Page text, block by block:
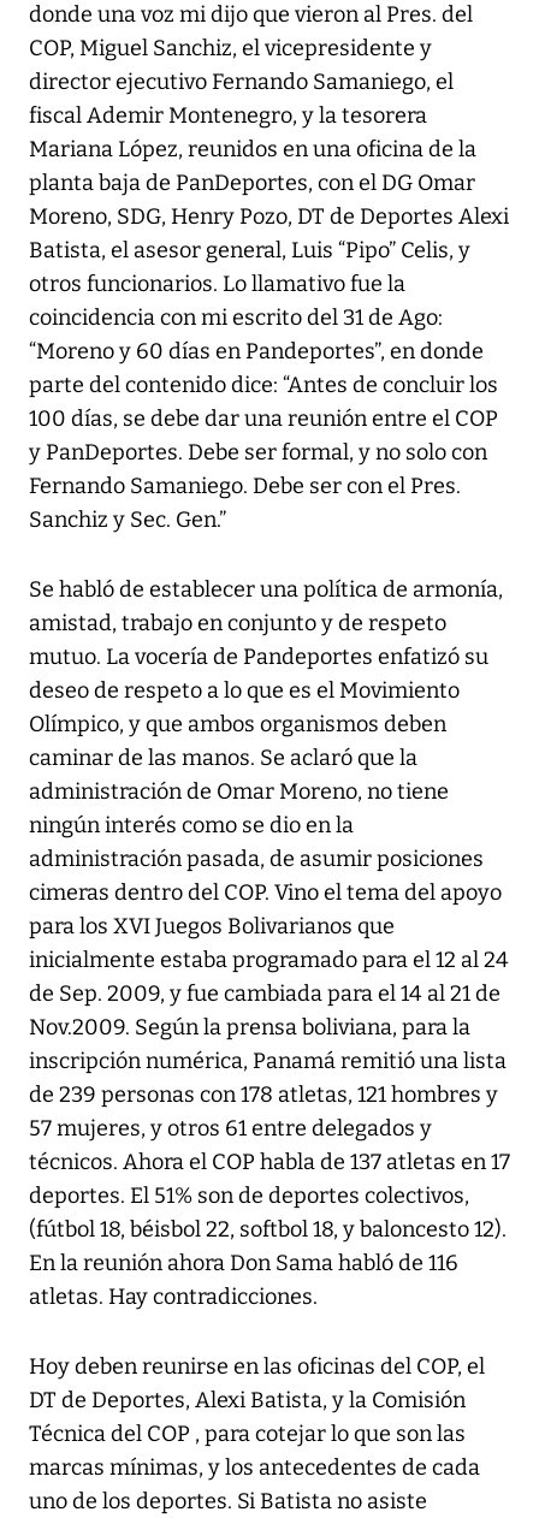
donde una voz mi dijo que vieron al Pres. del
COP, Miguel Sanchiz, el vicepresidente y
director ejecutivo Fernando Samaniego, el
fiscal Ademir Montenegro, y la tesorera
Mariana López, reunidos en una oficina de la
planta baja de PanDeportes, con el DG Omar
Moreno, SDG, Henry Pozo, DT de Deportes Alexi
Batista, el asesor general, Luis “Pipo” Celis, y
otros funcionarios. Lo llamativo fue la
coincidencia con mi escrito del 31 de Ago:
“Moreno y 60 días en Pandeportes”, en donde
parte del contenido dice: “Antes de concluir los
100 días, se debe dar una reunión entre el COP
y PanDeportes. Debe ser formal, y no solo con
Fernando Samaniego. Debe ser con el Pres.
Sanchiz y Sec. Gen.”
Se habló de establecer una política de armonía,
amistad, trabajo en conjunto y de respeto
mutuo. La vocería de Pandeportes enfatizó su
deseo de respeto a lo que es el Movimiento
Olímpico, y que ambos organismos deben
caminar de las manos. Se aclaró que la
administración de Omar Moreno, no tiene
ningún interés como se dio en la
administración pasada, de asumir posiciones
cimeras dentro del COP. Vino el tema del apoyo
para los XVI Juegos Bolivarianos que
inicialmente estaba programado para el 12 al 24
de Sep. 2009, y fue cambiada para el 14 al 21 de
Nov.2009. Según la prensa boliviana, para la
inscripción numérica, Panamá remitió una lista
de 239 personas con 178 atletas, 121 hombres y
57 mujeres, y otros 61 entre delegados y
técnicos. Ahora el COP habla de 137 atletas en 17
deportes. El 51% son de deportes colectivos,
(fútbol 18, béisbol 22, softbol 18, y baloncesto 12).
En la reunión ahora Don Sama habló de 116
atletas. Hay contradicciones.
Hoy deben reunirse en las oficinas del COP, el
DT de Deportes, Alexi Batista, y la Comisión
Técnica del COP , para cotejar lo que son las
marcas mínimas, y los antecedentes de cada
uno de los deportes. Si Batista no asiste